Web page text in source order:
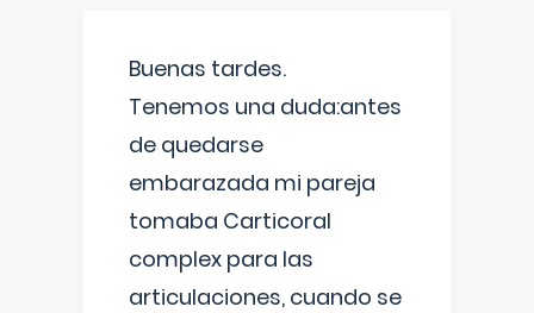
Buenas tardes.
Tenemos una duda:antes
de quedarse
embarazada mi pareja
tomaba Carticoral
complex para las
articulaciones, cuando se